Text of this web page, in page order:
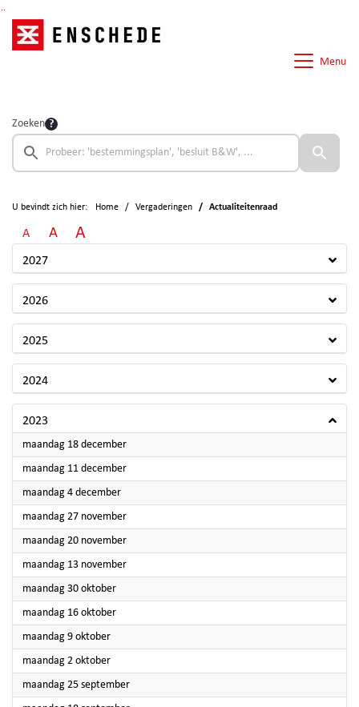
Menu
Zoeken
U bevindt zich hier: Home Vergaderingen Actualiteitenraad
A A A
2027
2026
2025
2024
2023
maandag 18 december2023
maandag 11 december2023
maandag 4 december2023
maandag 27 november2023
maandag 20 november2023
maandag 13 november2023
maandag 30 oktober2023
maandag 16 oktober2023
maandag 9 oktober2023
maandag 2 oktober2023
maandag 25 september2023